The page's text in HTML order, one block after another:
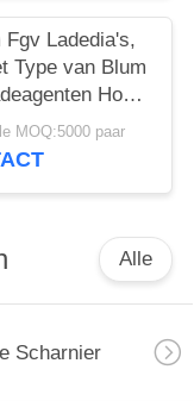
Fgv Ladedia's,
Type van Blum
Hoge
MOQ:5000 paar
Alle
Scharnier